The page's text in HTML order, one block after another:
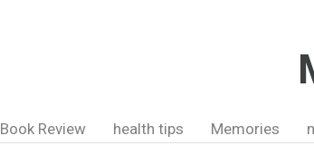
Book Review health tips Memories